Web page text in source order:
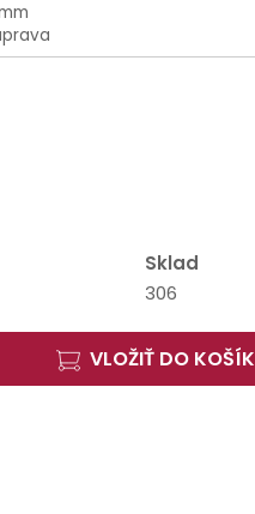
Sklad
306
VLOŽIŤ DO